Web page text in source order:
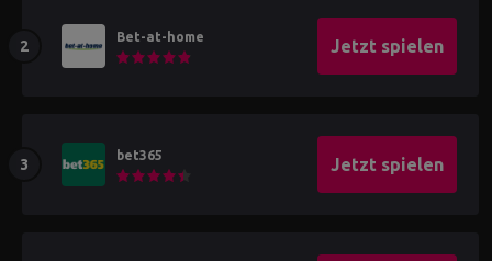
Bet-at-home Jetzt spielen
bet365 Jetzt spielen